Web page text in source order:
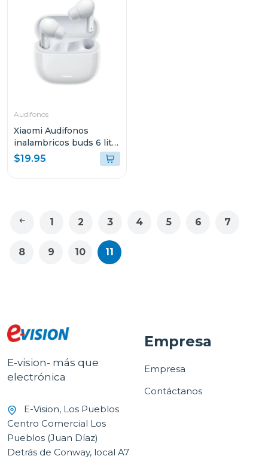
Audifonos
Xiaomi Audifonos
inalambricos buds 6 lite
color blanco
$19.95
1 2 3 4 5 6 7
8 9 10 11
E-vision- más que
electrónica
E-Vision, Los Pueblos
Centro Comercial Los
Pueblos (Juan Díaz)
Detrás de Conway, local A7
Empresa
Empresa
Contáctanos